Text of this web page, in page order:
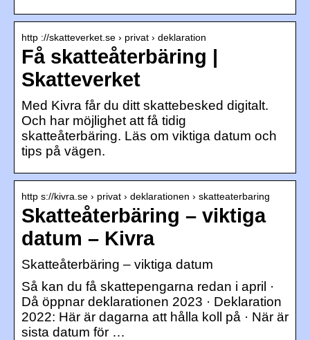
http ://skatteverket.se › privat › deklaration
Få skatteåterbäring |
Skatteverket
Med Kivra får du ditt skattebesked digitalt.
Och har möjlighet att få tidig
skatteåterbäring. Läs om viktiga datum och
tips på vägen.
http s://kivra.se › privat › deklarationen › skatteaterbaring
Skatteåterbäring – viktiga
datum – Kivra
Skatteåterbäring – viktiga datum
Så kan du få skattepengarna redan i april ·
Då öppnar deklarationen 2023 · Deklaration
2022: Här är dagarna att hålla koll på · När är
sista datum för …